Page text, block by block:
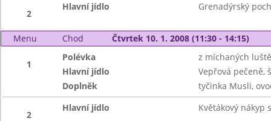
2
Hlavní jídlo Grenadýrský
Menu Chod Čtvrtek 10. 1. 2008 (11:30 - 14:15)
1
Polévka
z míchaných
Hlavní jídlo
Vepřová pečeně,
Doplněk
tyčinka Musli,
2
Hlavní jídlo Květákový nákyp